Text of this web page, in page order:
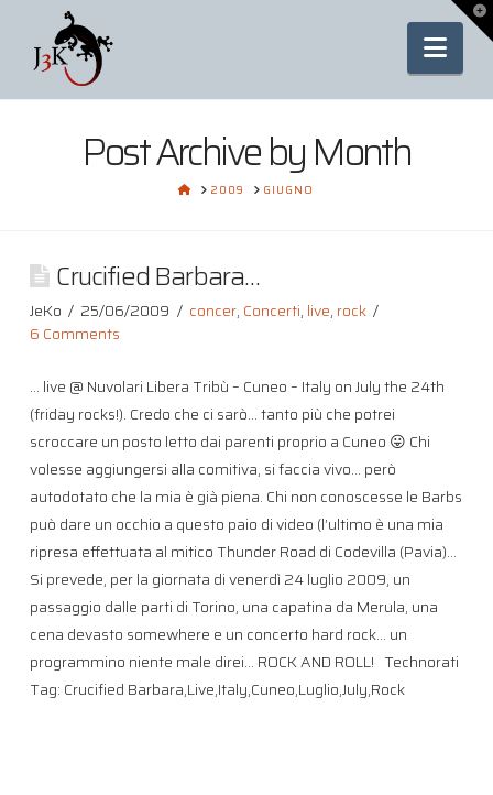
Post Archive by Month
HOME2009 GIUGNO
Crucified Barbara…
JeKo 25/06/2009 concer, Concerti, live, rock
6 Comments
… live @ Nuvolari Libera Tribù – Cuneo – Italy on July the 24th
(friday rocks!). Credo che ci sarò… tanto più che potrei
scroccare un posto letto dai parenti proprio a Cuneo 😛 Chi
volesse aggiungersi alla comitiva, si faccia vivo… però
autodotato che la mia è già piena. Chi non conoscesse le Barbs
può dare un occhio a questo paio di video (l’ultimo è una mia
ripresa effettuata al mitico Thunder Road di Codevilla (Pavia)…
Si prevede, per la giornata di venerdì 24 luglio 2009, un
passaggio dalle parti di Torino, una capatina da Merula, una
cena devasto somewhere e un concerto hard rock… un
programmino niente male direi… ROCK AND ROLL! Technorati
Tag: Crucified Barbara,Live,Italy,Cuneo,Luglio,July,Rock